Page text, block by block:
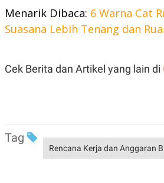
PRIVACY
POLICY
Menarik Dibaca: 6 Warna Cat
Suasana Lebih Tenang dan
Cek Berita dan Artikel yang lain di
Tag
Rencana Kerja dan Anggaran